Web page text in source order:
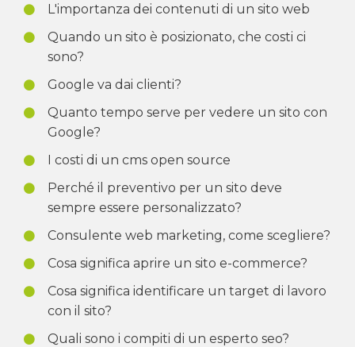
L'importanza dei contenuti di un sito web
Quando un sito è posizionato, che costi ci
sono?
Google va dai clienti?
Quanto tempo serve per vedere un sito con
Google?
I costi di un cms open source
Perché il preventivo per un sito deve
sempre essere personalizzato?
Consulente web marketing, come scegliere?
Cosa significa aprire un sito e-commerce?
Cosa significa identificare un target di lavoro
con il sito?
Quali sono i compiti di un esperto seo?